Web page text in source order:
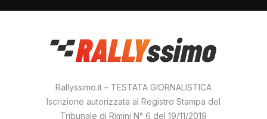
Rallyssimo.it – TESTATA GIORNALISTICA
Iscrizione autorizzata al Registro Stampa del
Tribunale di Rimini N° 6 del 19/11/2019